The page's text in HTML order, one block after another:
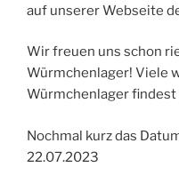
auf unserer Webseite
Wir freuen uns schon
Würmchenlager! Viele
Würmchenlager findest
Nochmal kurz das
22.07.2023